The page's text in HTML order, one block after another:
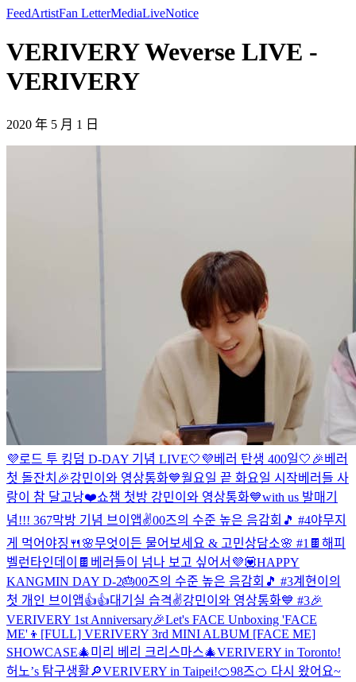
FeedArtistFan LetterMediaLiveNotice
VERIVERY Weverse LIVE -
VERIVERY
2020 年 5 月 1 日
💜로드 투 킹덤 D-DAY 기념 LIVE🤍 💜베러 탄생 400일🤍 🎉베러
첫 돌잔치🎉강민이와 영상통화💙월요일 끝 화요일 시작베러들 사
랑이 참 달고낭❤️쇼챔 첫방 강민이와 영상통화💙with us 발매기
념!!! 367막방 기념 브이앱✌️00즈의 수준 높은 음감회🎵 #4야무지
게 먹어야징🍴 🌸무엇이든 물어보세요 & 고민상담소🌸 #1 🍫해피
벨런타인데이🍫 베러들이 넘나 보고 싶어서💜💟HAPPY
KANGMIN DAY D-2🎂00즈의 수준 높은 음감회🎵 #3계현이의
첫 개인 브이앱👍👍대기실 습격✌️강민이와 영상통화💙 #3🎉
VERIVERY 1st Anniversary🎉Let's FACE Unboxing 'FACE
ME'👦 [FULL] VERIVERY 3rd MINI ALBUM [FACE ME]
SHOWCASE🎄미리 베리 크리스마스🎄VERIVERY in Toronto!
허노’s 탐구생활🔎VERIVERY in Taipei!🍊98즈🍊 다시 왔어요~